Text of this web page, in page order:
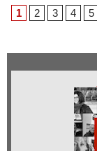
1
2 3 4 5